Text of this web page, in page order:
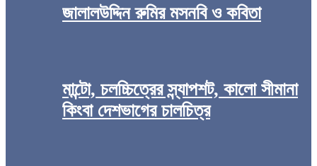
জালালউদ্দিন রুমির মসনবি ও কবিতা
মান্টো, চলচ্চিত্রের স্ন্যাপশট, কালো সীমানা
কিংবা দেশভাগের চালচিত্র